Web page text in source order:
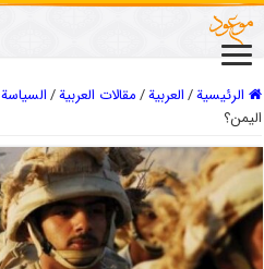
الرئيسية/العربیة/مقالات العربیة/السیاسة
اليمن؟